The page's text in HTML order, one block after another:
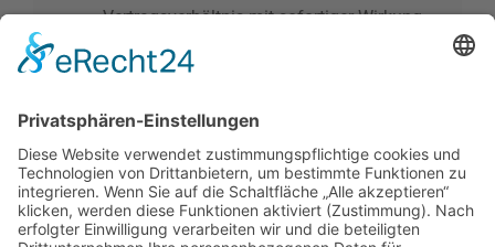
Vertragsverhältnis mit sofortiger Wirkung.
verbindlich, wenn der Nutzer den
Informationen über den Umgang mit deinen
persönlichen Daten sind in der
Datenschutzerklärung enthalten.